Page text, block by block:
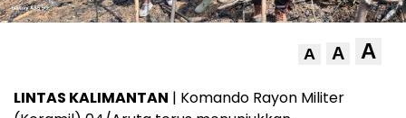
A A A
LINTAS KALIMANTAN | Komando Rayon Militer